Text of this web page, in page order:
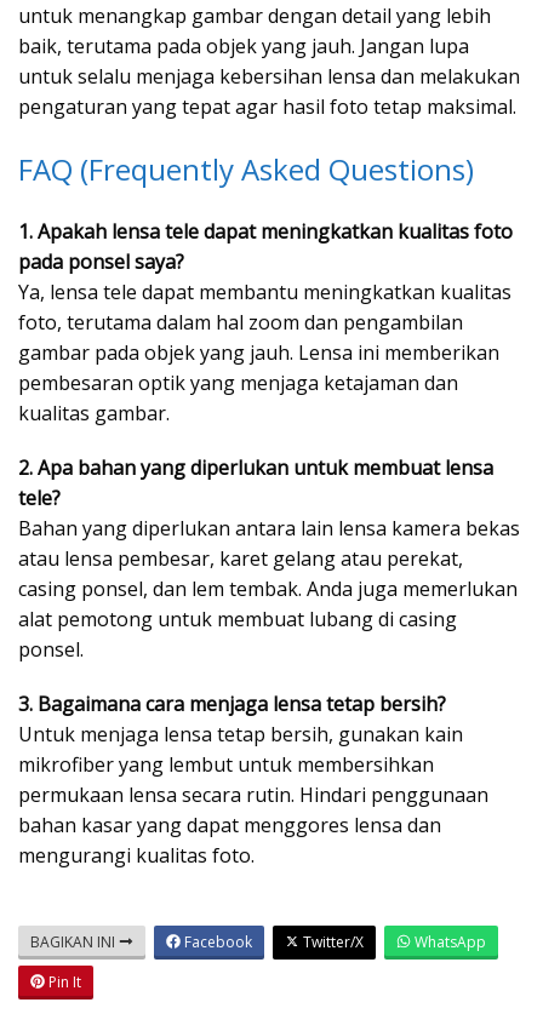
untuk menangkap gambar dengan detail yang lebih
baik, terutama pada objek yang jauh. Jangan lupa
untuk selalu menjaga kebersihan lensa dan melakukan
pengaturan yang tepat agar hasil foto tetap maksimal.
FAQ (Frequently Asked Questions)
1. Apakah lensa tele dapat meningkatkan kualitas foto
pada ponsel saya?
Ya, lensa tele dapat membantu meningkatkan kualitas
foto, terutama dalam hal zoom dan pengambilan
gambar pada objek yang jauh. Lensa ini memberikan
pembesaran optik yang menjaga ketajaman dan
kualitas gambar.
2. Apa bahan yang diperlukan untuk membuat lensa
tele?
Bahan yang diperlukan antara lain lensa kamera bekas
atau lensa pembesar, karet gelang atau perekat,
casing ponsel, dan lem tembak. Anda juga memerlukan
alat pemotong untuk membuat lubang di casing
ponsel.
3. Bagaimana cara menjaga lensa tetap bersih?
Untuk menjaga lensa tetap bersih, gunakan kain
mikrofiber yang lembut untuk membersihkan
permukaan lensa secara rutin. Hindari penggunaan
bahan kasar yang dapat menggores lensa dan
mengurangi kualitas foto.
BAGIKAN INI Facebook Twitter/X
WhatsApp
Pin It